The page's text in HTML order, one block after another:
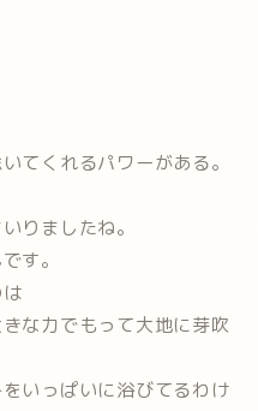
てくれるパワーがある。
りましたね。
す。
な力でもって大地に芽吹
いっぱいに浴びてるわけ